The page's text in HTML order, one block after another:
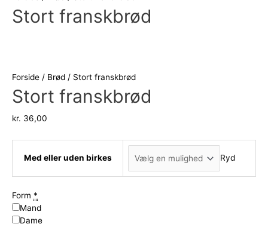
Stort franskbrød
Forside / Brød / Stort franskbrød
Stort franskbrød
kr. 36,00
Med eller uden birkes Ryd
Form *
Mand
Dame